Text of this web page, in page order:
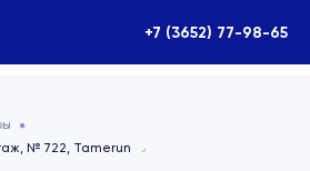
+7 (3652) 77-98-65
№ 722, Tamerun